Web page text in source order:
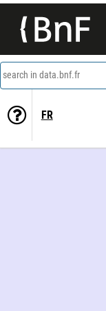
search in data.bnf.fr
FR